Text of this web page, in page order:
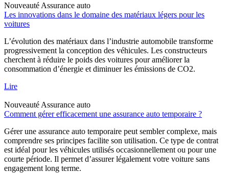
Nouveauté Assurance auto
Les innovations dans le domaine des matériaux légers pour les
voitures
L’évolution des matériaux dans l’industrie automobile transforme
progressivement la conception des véhicules. Les constructeurs
cherchent à réduire le poids des voitures pour améliorer la
consommation d’énergie et diminuer les émissions de CO2.
Lire
Nouveauté Assurance auto
Comment gérer efficacement une assurance auto temporaire ?
Gérer une assurance auto temporaire peut sembler complexe, mais
comprendre ses principes facilite son utilisation. Ce type de contrat
est idéal pour les véhicules utilisés occasionnellement ou pour une
courte période. Il permet d’assurer légalement votre voiture sans
engagement long terme.